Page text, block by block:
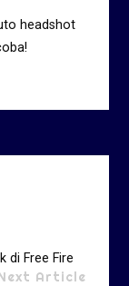
headshot
di Free Fire
Article